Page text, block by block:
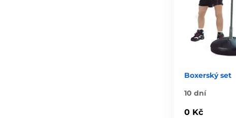
Boxerský set
10 dní
0 Kč